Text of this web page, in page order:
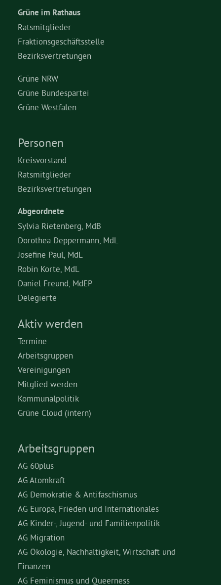
Aktuelles
Kontakt
Grüne im Rathaus
Ratsmitglieder
Fraktionsgeschäftsstelle
Bezirksvertretungen
Grüne NRW
Grüne Bundespartei
Grüne Westfalen
Personen
Kreisvorstand
Ratsmitglieder
Bezirksvertretungen
Abgeordnete
Sylvia Rietenberg, MdB
Dorothea Deppermann, MdL
Josefine Paul, MdL
Robin Korte, MdL
Daniel Freund, MdEP
Delegierte
Aktiv werden
Termine
Arbeitsgruppen
Vereinigungen
Mitglied werden
Kommunalpolitik
Grüne Cloud (intern)
Arbeitsgruppen
AG 60plus
AG Atomkraft
AG Demokratie & Antifaschismus
AG Europa, Frieden und Internationales
AG Kinder-, Jugend- und Familienpolitik
AG Migration
AG Ökologie, Nachhaltigkeit, Wirtschaft und
Finanzen
AG Feminismus und Queerness